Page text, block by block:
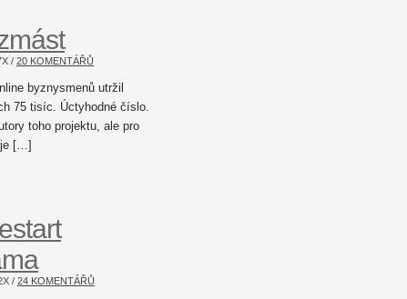
X / 20 KOMENTÁŘŮ
byznysmenů utržil
75 tisíc. Úctyhodné číslo.
toho projektu, ale pro
je […]
X / 24 KOMENTÁŘŮ